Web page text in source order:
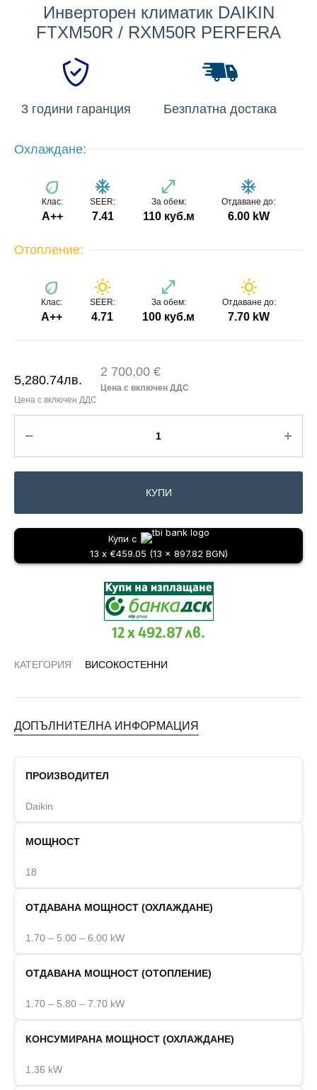
Инверторен климатик DAIKIN
FTXM50R / RXM50R PERFERA
3 години гаранция Безплатна достака
Охлаждане:
eco
Клас:
A++
ac_unit
SEER:
7.41
open_in_full
За обем:
110 куб.м
ac_unit
Отдаване до:
6.00 kW
Отопление:
eco
Клас:
А++
wb_sunny
SEER:
4.71
open_in_full
За обем:
100 куб.м
wb_sunny
Отдаване до:
7.70 kW
5,280.74лв.
2 700,00 €
КУПИ
Купи с
13 x €459.05 (13 x 897.82 BGN)
12 x 492.87 лв.
КАТЕГОРИЯ ВИСОКОСТЕННИ
ДОПЪЛНИТЕЛНА ИНФОРМАЦИЯ
ПРОИЗВОДИТЕЛ
Daikin
МОЩНОСТ
18
ОТДАВАНА МОЩНОСТ (ОХЛАЖДАНЕ)
1.70 – 5.00 – 6.00 kW
ОТДАВАНА МОЩНОСТ (ОТОПЛЕНИЕ)
1.70 – 5.80 – 7.70 kW
КОНСУМИРАНА МОЩНОСТ (ОХЛАЖДАНЕ)
1.36 kW